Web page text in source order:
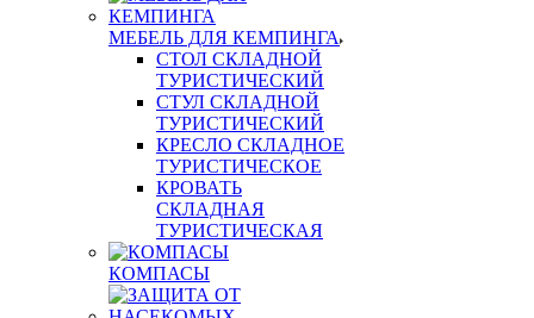
МЕБЕЛЬ ДЛЯ КЕМПИНГА
СТОЛ СКЛАДНОЙ
ТУРИСТИЧЕСКИЙ
СТУЛ СКЛАДНОЙ
ТУРИСТИЧЕСКИЙ
КРЕСЛО СКЛАДНОЕ
ТУРИСТИЧЕСКОЕ
КРОВАТЬ
СКЛАДНАЯ
ТУРИСТИЧЕСКАЯ
КОМПАСЫ